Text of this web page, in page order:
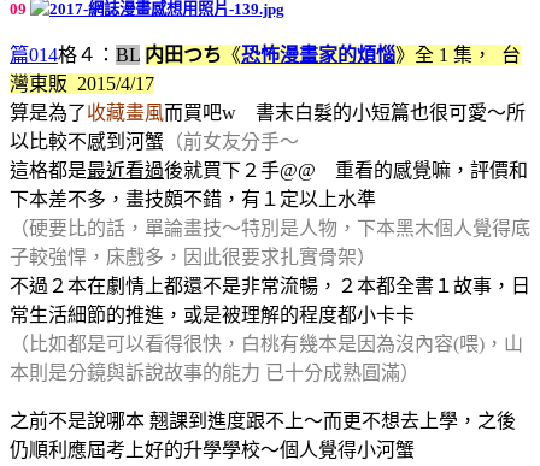
09
篇014格４： BL 内田つち 《恐怖漫畫家的煩惱》 全 1 集，
台
灣東販 2015/4/17
算是為了收藏畫風而買吧w 書末白髮的小短篇也很可愛～所
以比較不感到河蟹 （前女友分手～
這格都是最近看過後就買下２手@@ 重看的感覺嘛，評價和
下本差不多，畫技頗不錯，有１定以上水準
（硬要比的話，單論畫技～特別是人物，下本黑木個人覺得底
子較強悍，床戲多，因此很要求扎實骨架）
不過２本在劇情上都還不是非常流暢，２本都全書１故事，日
常生活細節的推進，或是被理解的程度都小卡卡
（比如都是可以看得很快，白桃有幾本是因為沒內容(喂)，山
本則是分鏡與訴說故事的能力 已十分成熟圓滿）
之前不是說哪本 翹課到進度跟不上～而更不想去上學，之後
仍順利應屆考上好的升學學校～個人覺得小河蟹